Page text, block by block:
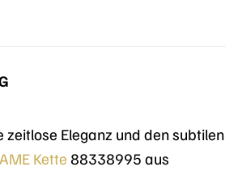
zeitlose Eleganz und den subtilen
Kette 88338995 aus